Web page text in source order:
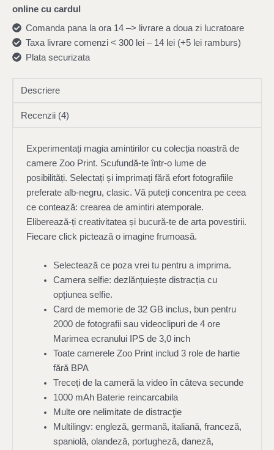
online cu cardul
Comanda pana la ora 14 –> livrare a doua zi lucratoare
Taxa livrare comenzi < 300 lei – 14 lei (+5 lei ramburs)
Plata securizata
Descriere
Recenzii (4)
Experimentați magia amintirilor cu colecția noastră de
camere Zoo Print. Scufundă-te într-o lume de
posibilități. Selectați și imprimați fără efort fotografiile
preferate alb-negru, clasic. Vă puteți concentra pe ceea
ce contează: crearea de amintiri atemporale.
Eliberează-ți creativitatea și bucură-te de arta povestirii.
Fiecare click pictează o imagine frumoasă.
Selectează ce poza vrei tu pentru a imprima.
Camera selfie: dezlănțuiește distracția cu
opțiunea selfie.
Card de memorie de 32 GB inclus, bun pentru
2000 de fotografii sau videoclipuri de 4 ore
Marimea ecranului IPS de 3,0 inch
Toate camerele Zoo Print includ 3 role de hartie
fără BPA
Treceți de la cameră la video în câteva secunde
1000 mAh Baterie reincarcabila
Multe ore nelimitate de distracţie
Multilingv: engleză, germană, italiană, franceză,
spaniolă, olandeză, portugheză, daneză,